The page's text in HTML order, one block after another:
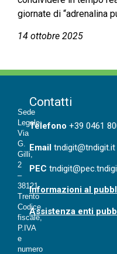
giornate di “adrenalina
14 ottobre 2025
Sede
Legale:
Via
G.
Gilli,
2
–
38121
Trento
Codice
fiscale,
P.IVA
e
numero
Telefono +39 0461
Email tndigit@tndigit.it
PEC
Informazioni al
Assistenza enti
Contatti